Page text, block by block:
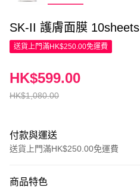
SK-II 護膚面膜 10sheets
送貨上門滿HK$250.00免運費
HK$1,080.00
HK$599.00
付款與運送
送貨上門滿HK$250.00免運費
信用卡
商品特色